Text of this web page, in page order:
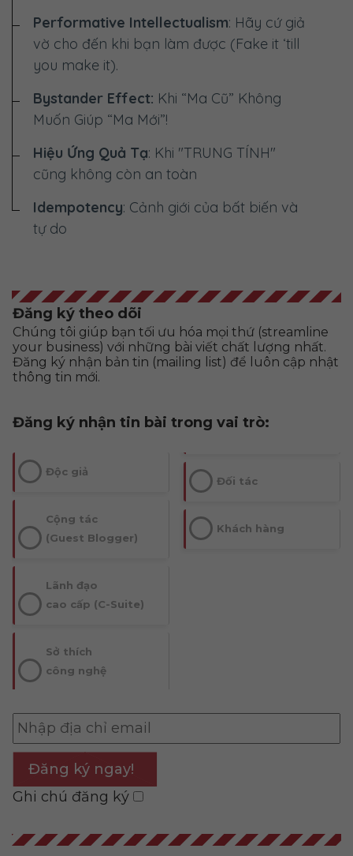
Performative Intellectualism: Hãy cứ giả
vờ cho đến khi bạn làm được (Fake it ‘till
you make it).
Bystander Effect: Khi “Ma Cũ” Không
Muốn Giúp “Ma Mới”!
Hiệu Ứng Quả Tạ: Khi "TRUNG TÍNH"
cũng không còn an toàn
Idempotency: Cảnh giới của bất biến và
tự do
Đăng ký theo dõi
Chúng tôi giúp bạn tối ưu hóa mọi thứ (streamline
your business) với những bài viết chất lượng nhất.
Đăng ký nhận bản tin (mailing list) để luôn cập nhật
thông tin mới.
Đăng ký nhận tin bài trong vai trò:
Độc giả
Cộng tác
(Guest Blogger)
Lãnh đạo
cao cấp (C-Suite)
Sở thích
công nghệ
Đối tác
Khách hàng
Đăng ký ngay!
Ghi chú đăng ký